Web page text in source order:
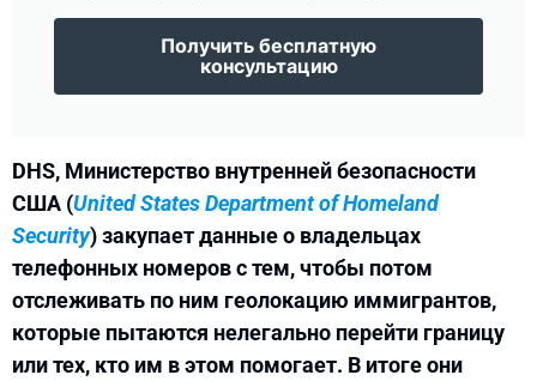
Получить бесплатную
консультацию
DHS, Министерство внутренней безопасности
США (United States Department of Homeland
Security) закупает данные о владельцах
телефонных номеров с тем, чтобы потом
отслеживать по ним геолокацию иммигрантов,
которые пытаются нелегально перейти границу
или тех, кто им в этом помогает. В итоге они